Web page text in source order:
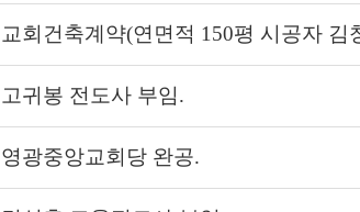
교회건축계약(연면적 150평 시공자 김
고귀봉 전도사 부임.
영광중앙교회당 완공.